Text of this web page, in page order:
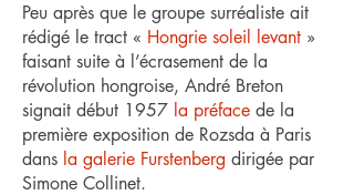
Peu après que le groupe surréaliste ait
rédigé le tract « Hongrie soleil levant »
faisant suite à l’écrasement de la
révolution hongroise, André Breton
signait début 1957 la préface de la
première exposition de Rozsda à Paris
dans la galerie Furstenberg dirigée par
Simone Collinet.